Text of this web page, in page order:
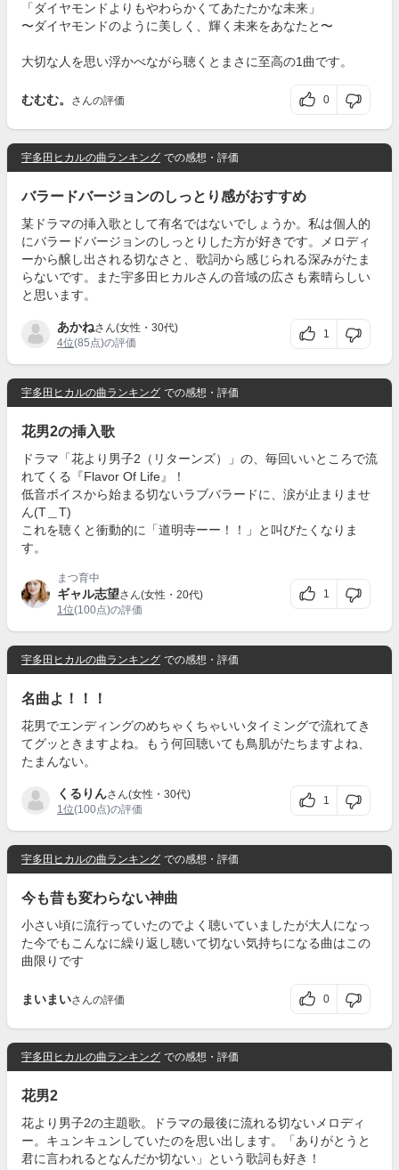
「ダイヤモンドよりもやわらかくてあたたかな未来」
〜ダイヤモンドのように美しく、輝く未来をあなたと〜
大切な人を思い浮かべながら聴くとまさに至高の1曲です。
むむむ。 さんの評価 0
宇多田ヒカルの曲ランキング での感想・評価
バラードバージョンのしっとり感がおすすめ
某ドラマの挿入歌として有名ではないでしょうか。私は個人的
にバラードバージョンのしっとりした方が好きです。メロディ
ーから醸し出される切なさと、歌詞から感じられる深みがたま
らないです。また宇多田ヒカルさんの音域の広さも素晴らしい
と思います。
あかねさん(女性・30代)
4位(85点)の評価
1
宇多田ヒカルの曲ランキング での感想・評価
花男2の挿入歌
ドラマ「花より男子2（リターンズ）」の、毎回いいところで流
れてくる『Flavor Of Life』！
低音ボイスから始まる切ないラブバラードに、涙が止まりませ
ん(T＿T)
これを聴くと衝動的に「道明寺ーー！！」と叫びたくなりま
す。
まつ育中
ギャル志望さん(女性・20代)
1位(100点)の評価
1
宇多田ヒカルの曲ランキング での感想・評価
名曲よ！！！
花男でエンディングのめちゃくちゃいいタイミングで流れてき
てグッときますよね。もう何回聴いても鳥肌がたちますよね、
たまんない。
くるりんさん(女性・30代)
1位(100点)の評価
1
宇多田ヒカルの曲ランキング での感想・評価
今も昔も変わらない神曲
小さい頃に流行っていたのでよく聴いていましたが大人になっ
た今でもこんなに繰り返し聴いて切ない気持ちになる曲はこの
曲限りです
まいまいさんの評価 0
宇多田ヒカルの曲ランキング での感想・評価
花男2
花より男子2の主題歌。ドラマの最後に流れる切ないメロディ
ー。キュンキュンしていたのを思い出します。「ありがとうと
君に言われるとなんだか切ない」という歌詞も好き！